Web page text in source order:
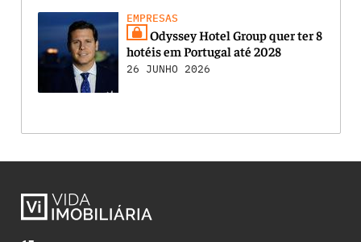
EMPRESAS
Odyssey Hotel Group quer ter 8
hotéis em Portugal até 2028
26 JUNHO 2026